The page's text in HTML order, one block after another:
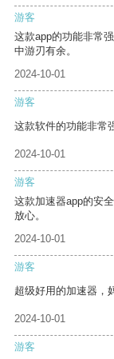
游客
这款app的功能非常
中游刃有余。
2024-10-01
游客
这款软件的功能非常
2024-10-01
游客
这款加速器app的安
放心。
2024-10-01
游客
超级好用的加速器，
2024-10-01
游客